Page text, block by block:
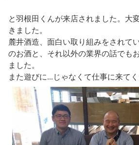
と羽根田くんが来店されました。大
きました。
麓井酒造、面白い取り組みをされて
のお酒と、それ以外の業界の話でも
ました。
また遊びに...じゃなくて仕事に来てく